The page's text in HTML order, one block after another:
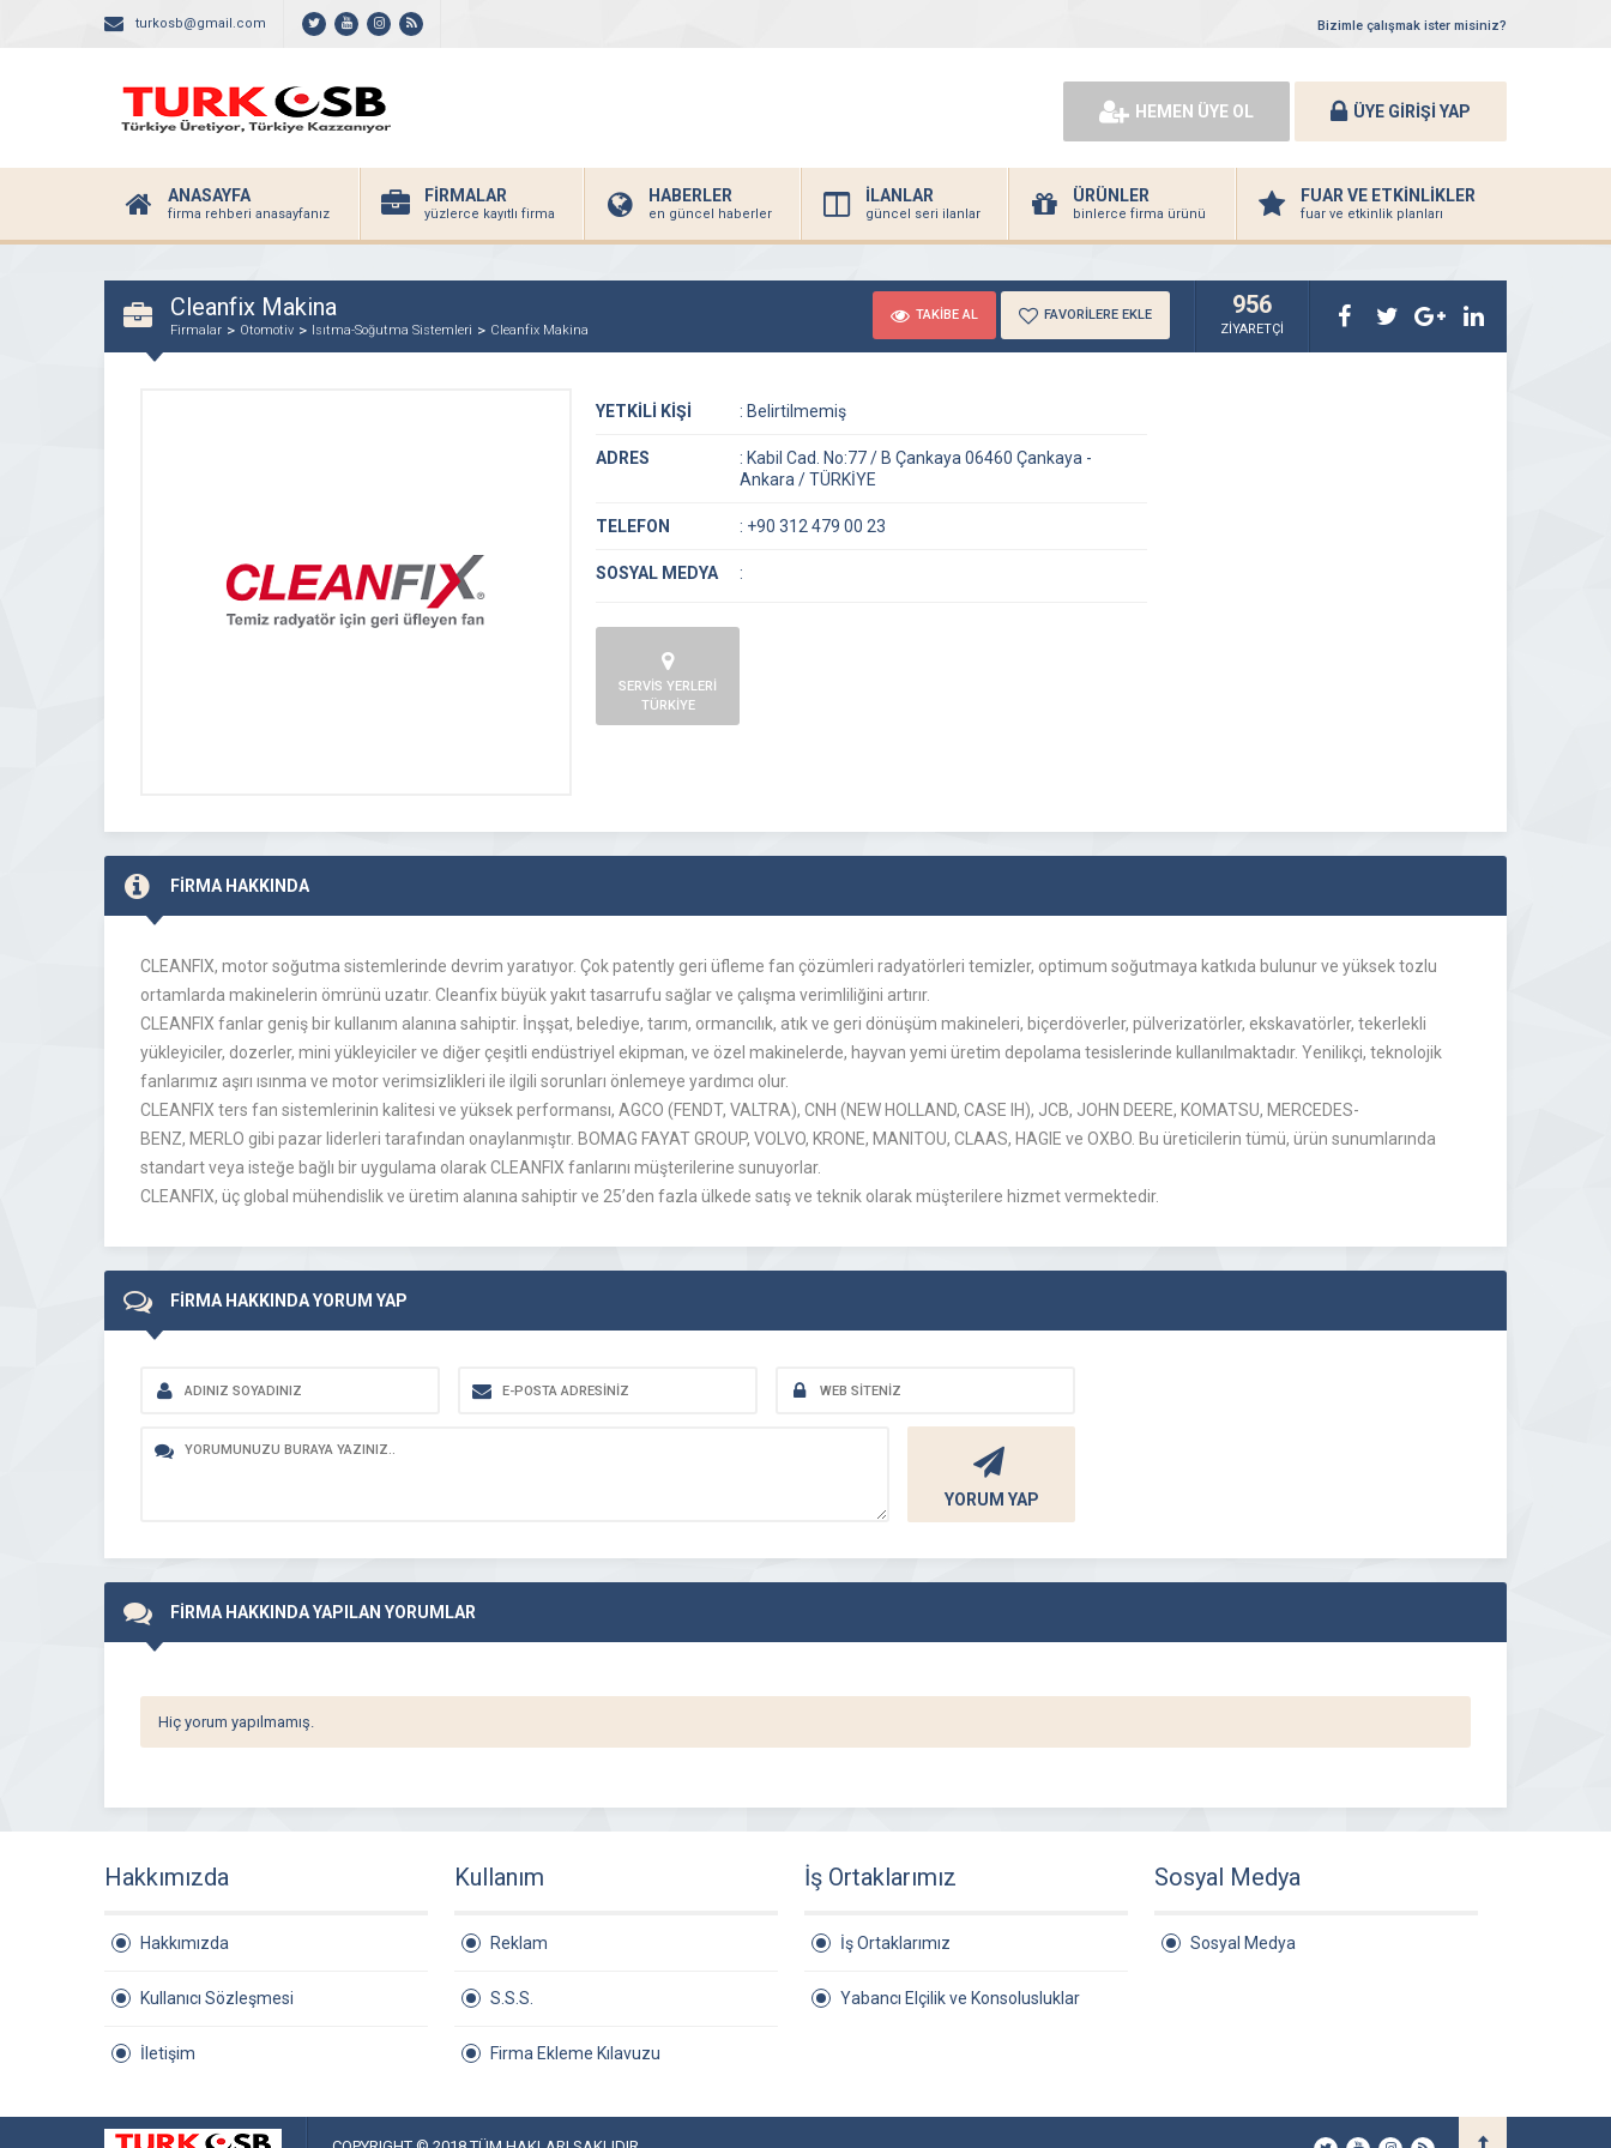
turkosb@gmail.com Bizimle çalışmak ister misiniz?
HEMEN ÜYE OL ÜYE GİRİŞİ YAP
ANASAYFA
firma rehberi anasayfanız
FİRMALAR
yüzlerce kayıtlı firma
HABERLER
en güncel haberler
İLANLAR
güncel seri ilanlar
ÜRÜNLER
binlerce firma ürünü
FUAR VE ETKİNLİKLER
fuar ve etkinlik planları
Cleanfix Makina
Firmalar Otomotiv Isıtma-Soğutma Sistemleri Cleanfix Makina
TAKİBE AL FAVORİLERE EKLE 956
ZİYARETÇİ
YETKİLİ KİŞİ : Belirtilmemiş
ADRES : Kabil Cad. No:77 / B Çankaya 06460 Çankaya -
Ankara / TÜRKİYE
TELEFON : +90 312 479 00 23
SOSYAL MEDYA :
SERVİS YERLERİ
TÜRKİYE
FİRMA HAKKINDA
CLEANFIX, motor soğutma sistemlerinde devrim yaratıyor. Çok patently geri üfleme fan çözümleri radyatörleri temizler, optimum soğutmaya katkıda bulunur ve yüksek tozlu
ortamlarda makinelerin ömrünü uzatır. Cleanfix büyük yakıt tasarrufu sağlar ve çalışma verimliliğini artırır.
CLEANFIX fanlar geniş bir kullanım alanına sahiptir. İnşşat, belediye, tarım, ormancılık, atık ve geri dönüşüm makineleri, biçerdöverler, pülverizatörler, ekskavatörler, tekerlekli
yükleyiciler, dozerler, mini yükleyiciler ve diğer çeşitli endüstriyel ekipman, ve özel makinelerde, hayvan yemi üretim depolama tesislerinde kullanılmaktadır. Yenilikçi, teknolojik
fanlarımız aşırı ısınma ve motor verimsizlikleri ile ilgili sorunları önlemeye yardımcı olur.
CLEANFIX ters fan sistemlerinin kalitesi ve yüksek performansı, AGCO (FENDT, VALTRA), CNH (NEW HOLLAND, CASE IH), JCB, JOHN DEERE, KOMATSU, MERCEDES-
BENZ, MERLO gibi pazar liderleri tarafından onaylanmıştır. BOMAG FAYAT GROUP, VOLVO, KRONE, MANITOU, CLAAS, HAGIE ve OXBO. Bu üreticilerin tümü, ürün sunumlarında
standart veya isteğe bağlı bir uygulama olarak CLEANFIX fanlarını müşterilerine sunuyorlar.
CLEANFIX, üç global mühendislik ve üretim alanına sahiptir ve 25’den fazla ülkede satış ve teknik olarak müşterilere hizmet vermektedir.
FİRMA HAKKINDA YORUM YAP
YORUM YAP
FİRMA HAKKINDA YAPILAN YORUMLAR
Hiç yorum yapılmamış.
Hakkımızda
Hakkımızda
Kullanıcı Sözleşmesi
İletişim
Kullanım
Reklam
S.S.S.
Firma Ekleme Kılavuzu
İş Ortaklarımız
İş Ortaklarımız
Yabancı Elçilik ve Konsolusluklar
Sosyal Medya
Sosyal Medya